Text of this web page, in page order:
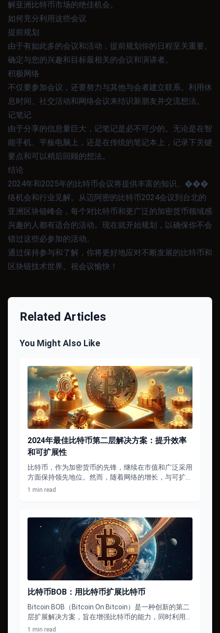
解亚洲比特币市场的绝佳机会。
如何充分利用这些会议
提前规划
由于有如此多的会议和活动，提前规划你的日程至关重要。
确定与您的兴趣和目标最相关的会议和演讲者。
积极网络
不仅要参加会议，还要努力与其他与会者建立联系。利用休
息时间、社交活动和网络会议来结识新朋友并交流想法。
记笔记
由于分享的信息量巨大，记笔记是必不可少的。无论是在智
能手机、平板电脑上，还是在传统的笔记本上，记录下关键
要点和可以稍后回顾的想法。
结论
2024年和2025年的比特币会议将提供丰富的知识、���
络机会和行业见解。从迈阿密的比特币2024会议到台北的
亚洲区块链峰会，每个对比特币和更广泛的加密货币领域感
兴趣的人都有适合的活动。现在就开始规划，以确保你不会
错过这些必参加的活动。
通过保持参与和了解，你将更好地应对不断发展的比特币和
区块链技术世界。祝会议愉快！
Related Articles
You Might Also Like
2024年最佳比特币第二层解决方案：提升效率
和可扩展性
比特币，作为加密货币的先锋，继续在市值和广泛采用
方面保持领先地位。然而，随着网络的增长，与可扩展
性、交易速度和费用相关的挑战也在增加。比特币第二
1 min read
比特币BOB：用比特币扩展比特币
Bitcoin BOB（Bitcoin On Bitcoin）是一种创新的第二
层扩展解决方案，旨在增强比特币的能力，同时利用其
现有的安全模型。在这篇文章中，我们将深入探讨：
1 min read